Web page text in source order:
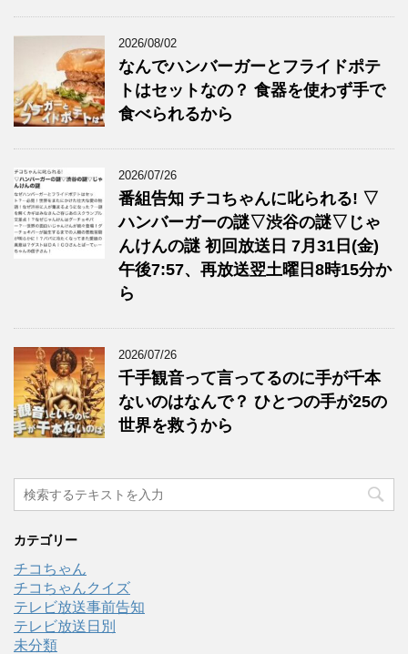
2026/08/02
なんでハンバーガーとフライドポテ
トはセットなの？ 食器を使わず手で
食べられるから
2026/07/26
番組告知 チコちゃんに叱られる! ▽
ハンバーガーの謎▽渋谷の謎▽じゃ
んけんの謎 初回放送日 7月31日(金)
午後7:57、再放送翌土曜日8時15分か
ら
2026/07/26
千手観音って言ってるのに手が千本
ないのはなんで？ ひとつの手が25の
世界を救うから
カテゴリー
チコちゃん
チコちゃんクイズ
テレビ放送事前告知
テレビ放送日別
未分類